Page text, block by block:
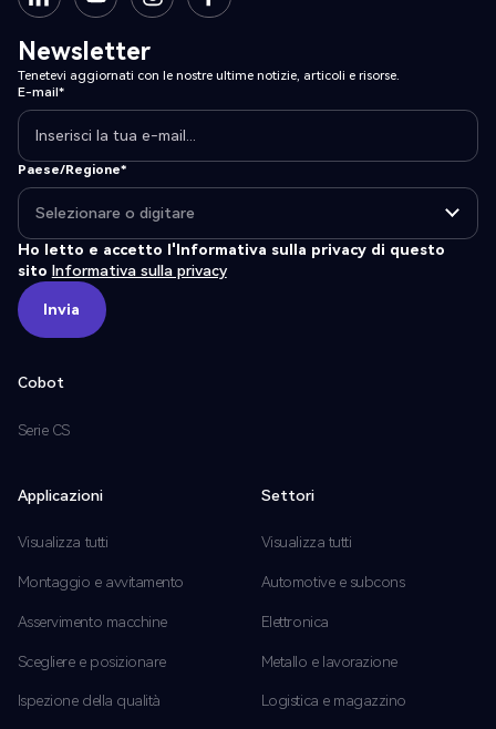
Newsletter
Tenetevi aggiornati con le nostre ultime notizie, articoli e risorse.
E-mail*
Paese/Regione*
Ho letto e accetto l'Informativa sulla privacy di questo
sito Informativa sulla privacy
Invia
Invia
Cobot
Serie CS
Applicazioni
Visualizza tutti
Montaggio e avvitamento
Asservimento macchine
Scegliere e posizionare
Ispezione della qualità
Settori
Visualizza tutti
Automotive e subcons
Elettronica
Metallo e lavorazione
Logistica e magazzino